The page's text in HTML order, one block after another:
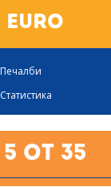
euro
Печалби
Статистика
5 от 35